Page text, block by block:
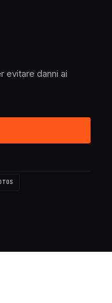
evitare danni ai